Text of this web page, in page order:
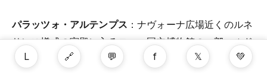
パラッツォ・アルテンプス ：ナヴォーナ広場近くのルネ
サンス様式の宮殿に入るローマ国立博物館の一部。ルド
ヴィジの玉座や「ガラタ人の自殺」など、非常に珍しい
L 🔗 💬 f 𝕏 💚